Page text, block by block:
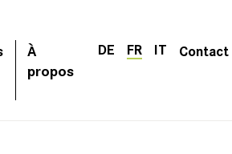
À
propos
DE FR IT Contact